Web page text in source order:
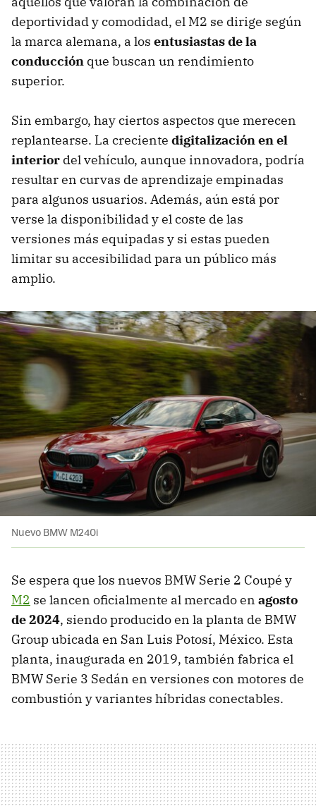
deportividad y comodidad, el M2 se dirige según
la marca alemana, a los entusiastas de la
conducción que buscan un rendimiento
superior.
Sin embargo, hay ciertos aspectos que merecen
replantearse. La creciente digitalización en el
interior del vehículo, aunque innovadora, podría
resultar en curvas de aprendizaje empinadas
para algunos usuarios. Además, aún está por
verse la disponibilidad y el coste de las
versiones más equipadas y si estas pueden
limitar su accesibilidad para un público más
amplio.
Nuevo BMW M240i
Se espera que los nuevos BMW Serie 2 Coupé y
M2 se lancen oficialmente al mercado en agosto
de 2024, siendo producido en la planta de BMW
Group ubicada en San Luis Potosí, México. Esta
planta, inaugurada en 2019, también fabrica el
BMW Serie 3 Sedán en versiones con motores de
combustión y variantes híbridas conectables.